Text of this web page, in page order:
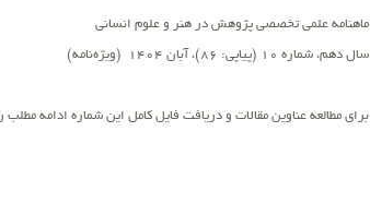
ماهنامه علمی تخصصی پژوهش در هنر و علوم انسانی
سال دهم، شماره 10 (پیاپی: 86)، آبان 1404 (ویژه‌نامه)
برای مطالعه عناوین مقالات و دریافت فایل کامل این شماره ادامه مطلب